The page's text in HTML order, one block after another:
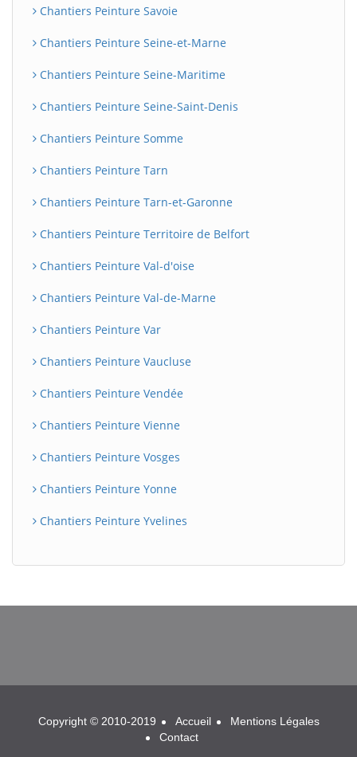
Chantiers Peinture Savoie
Chantiers Peinture Seine-et-Marne
Chantiers Peinture Seine-Maritime
Chantiers Peinture Seine-Saint-Denis
Chantiers Peinture Somme
Chantiers Peinture Tarn
Chantiers Peinture Tarn-et-Garonne
Chantiers Peinture Territoire de Belfort
Chantiers Peinture Val-d'oise
Chantiers Peinture Val-de-Marne
Chantiers Peinture Var
Chantiers Peinture Vaucluse
Chantiers Peinture Vendée
Chantiers Peinture Vienne
Chantiers Peinture Vosges
Chantiers Peinture Yonne
Chantiers Peinture Yvelines
BatiWebPro
Copyright © 2010-2019 Accueil
Mentions Légales
Contact